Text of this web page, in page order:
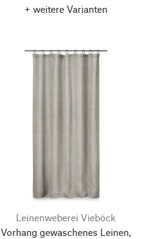
+ weitere Varianten
Leinenweberei Vieböck
Vorhang gewaschenes Leinen,